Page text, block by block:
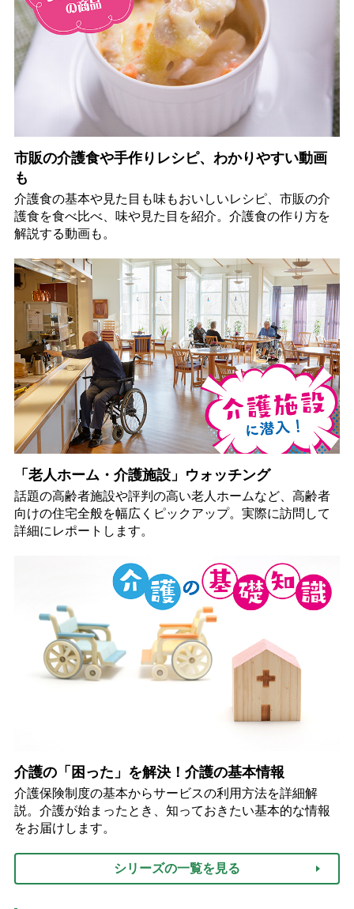
市販の介護食や手作りレシピ、わかりやすい動画
も
介護食の基本や見た目も味もおいしいレシピ、市販の介
護食を食べ比べ、味や見た目を紹介。介護食の作り方を
解説する動画も。
「老人ホーム・介護施設」ウォッチング
話題の高齢者施設や評判の高い老人ホームなど、高齢者
向けの住宅全般を幅広くピックアップ。実際に訪問して
詳細にレポートします。
介護の「困った」を解決！介護の基本情報
介護保険制度の基本からサービスの利用方法を詳細解
説。介護が始まったとき、知っておきたい基本的な情報
をお届けします。
シリーズの一覧を見る